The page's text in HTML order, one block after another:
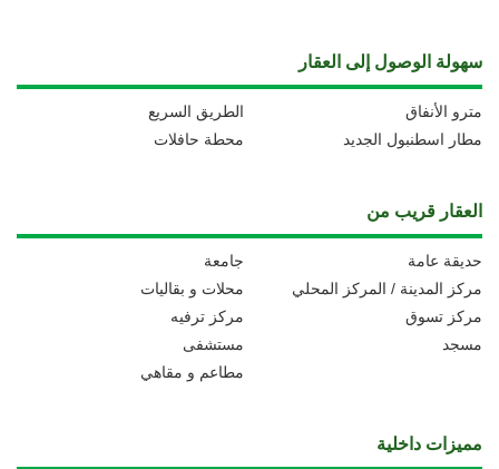
سهولة الوصول إلى العقار
الطريق السريع
مترو الأنفاق
محطة حافلات
مطار اسطنبول الجديد
العقار قريب من
جامعة
حديقة عامة
محلات و بقاليات
مركز المدينة / المركز المحلي
مركز ترفيه
مركز تسوق
مستشفى
مسجد
مطاعم و مقاهي
مميزات داخلية